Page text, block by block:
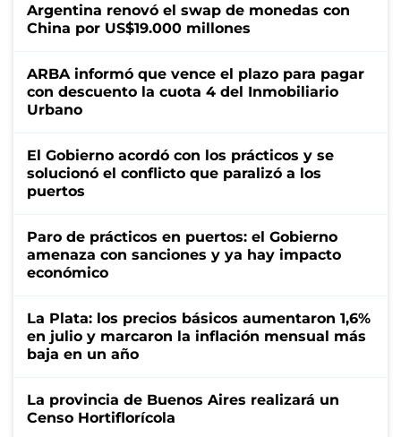
Argentina renovó el swap de monedas con
China por US$19.000 millones
ARBA informó que vence el plazo para pagar
con descuento la cuota 4 del Inmobiliario
Urbano
El Gobierno acordó con los prácticos y se
solucionó el conflicto que paralizó a los
puertos
Paro de prácticos en puertos: el Gobierno
amenaza con sanciones y ya hay impacto
económico
La Plata: los precios básicos aumentaron 1,6%
en julio y marcaron la inflación mensual más
baja en un año
La provincia de Buenos Aires realizará un
Censo Hortiflorícola